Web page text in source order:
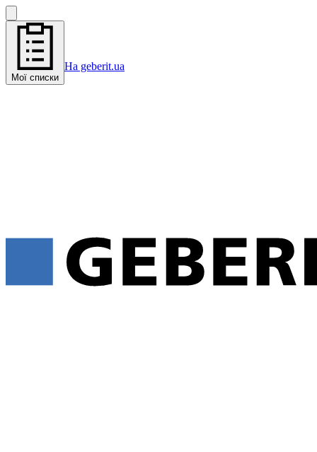
Мої списки
На geberit.ua